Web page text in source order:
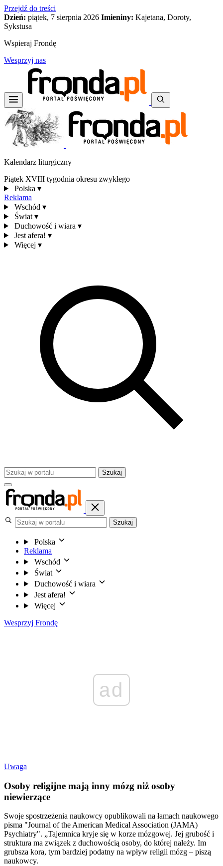
Przejdź do treści
Dzień: piątek, 7 sierpnia 2026 Imieniny: Kajetana, Doroty,
Sykstusa
Wspieraj Frondę
Wesprzyj nas
Kalendarz liturgiczny
Piątek XVIII tygodnia okresu zwykłego
Polska ▾
Reklama
Wschód ▾
Świat ▾
Duchowość i wiara ▾
Jest afera! ▾
Więcej ▾
Szukaj
Szukaj
Polska
Reklama
Wschód
Świat
Duchowość i wiara
Jest afera!
Więcej
Wesprzyj Frondę
ad
Uwaga
Osoby religijne mają inny mózg niż osoby
niewierzące
Swoje spostrzeżenia naukowcy opublikowali na łamach naukowego
pisma "Journal of the American Medical Association (JAMA)
Psychiatry". „Tajemnica kryje się w korze mózgowej. Jej grubość i
struktura ma związek z duchowością osoby, do której należy. Im
grubsza kora, tym bardziej podatny na wpływ religii mózg – piszą
naukowcy.